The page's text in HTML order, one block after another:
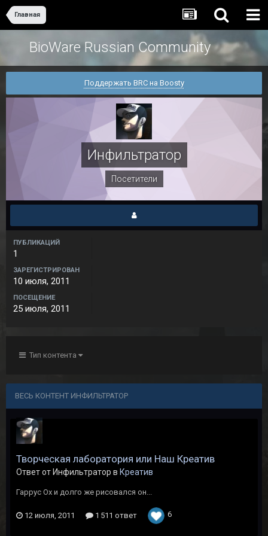
Главная
BioWare Russian Community
Поддержать BRC на Boosty
Инфильтратор
Посетители
ПУБЛИКАЦИЙ
1
ЗАРЕГИСТРИРОВАН
10 июля, 2011
ПОСЕЩЕНИЕ
25 июля, 2011
Тип контента
ВЕСЬ КОНТЕНТ ИНФИЛЬТРАТОР
Творческая лаборатория или Наш Креатив
Ответ от Инфильтратор в Креатив
Гаррус Ох и долго же рисовался он...
12 июля, 2011 1 511 ответ 6